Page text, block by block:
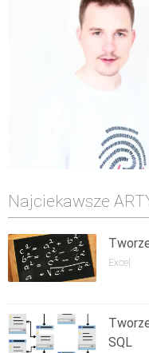
Najciekawsze
Excel
SQL